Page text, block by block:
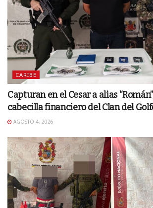
CARIBE
Capturan en el Cesar a alias
cabecilla financiero del Clan del
AGOSTO 4, 2026